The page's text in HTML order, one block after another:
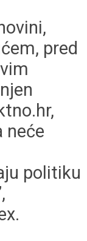
pred
neće
politiku